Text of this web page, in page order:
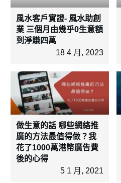
風水客戶實證- 風水助創
業 三個月由幾乎0生意額
到淨賺四萬
18 4 月, 2023
做生意的話 哪些網絡推
廣的方法最值得做？我
花了1000萬港幣廣告費
後的心得
5 1 月, 2021